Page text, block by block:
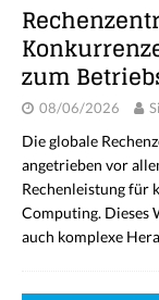
zum
08/06/2026
Die globale
angetrieben vor
Rechenleistung für
Computing. Dieses
auch komplexe